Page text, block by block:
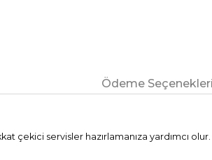
Ödeme Seçenekleri
çekici servisler hazırlamanıza yardımcı